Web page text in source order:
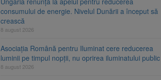
consumului de energie. Nivelul Dunării a început să
crească
8 august 2026
Asociația Română pentru Iluminat cere reducerea
luminii pe timpul nopții, nu oprirea iluminatului public
8 august 2026